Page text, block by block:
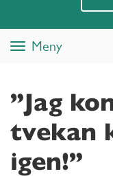
ToggleMeny
”Jag
tvekan
igen!”